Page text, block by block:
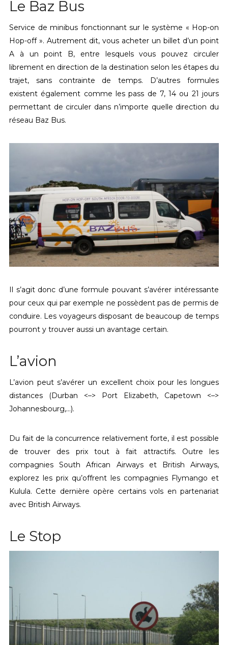
Le Baz Bus
Service de minibus fonctionnant sur le système « Hop-on
Hop-off ». Autrement dit, vous acheter un billet d’un point
A à un point B, entre lesquels vous pouvez circuler
librement en direction de la destination selon les étapes du
trajet, sans contrainte de temps. D’autres formules
existent également comme les pass de 7, 14 ou 21 jours
permettant de circuler dans n’importe quelle direction du
réseau Baz Bus.
Il s’agit donc d’une formule pouvant s’avérer intéressante
pour ceux qui par exemple ne possèdent pas de permis de
conduire. Les voyageurs disposant de beaucoup de temps
pourront y trouver aussi un avantage certain.
L’avion
L’avion peut s’avérer un excellent choix pour les longues
distances (Durban <–> Port Elizabeth, Capetown <–>
Johannesbourg,…).
Du fait de la concurrence relativement forte, il est possible
de trouver des prix tout à fait attractifs. Outre les
compagnies South African Airways et British Airways,
explorez les prix qu’offrent les compagnies Flymango et
Kulula. Cette dernière opère certains vols en partenariat
avec British Airways.
Le Stop